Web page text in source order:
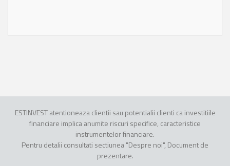
ESTINVEST atentioneaza clientii sau potentialii clienti ca investitiile
financiare implica anumite riscuri specifice, caracteristice
instrumentelor financiare.
Pentru detalii consultati sectiunea "Despre noi", Document de
prezentare.